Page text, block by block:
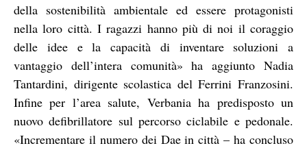
della sostenibilità ambientale ed essere protagonisti
nella loro città. I ragazzi hanno più di noi il coraggio
delle idee e la capacità di inventare soluzioni a
vantaggio dell’intera comunità» ha aggiunto Nadia
Tantardini, dirigente scolastica del Ferrini Franzosini.
Infine per l’area salute, Verbania ha predisposto un
nuovo defibrillatore sul percorso ciclabile e pedonale.
«Incrementare il numero dei Dae in città – ha concluso